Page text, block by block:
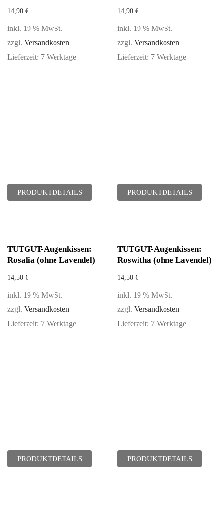
14,90 €
inkl. 19 % MwSt.
zzgl. Versandkosten
Lieferzeit: 7 Werktage
PRODUKTDETAILS
14,90 €
inkl. 19 % MwSt.
zzgl. Versandkosten
Lieferzeit: 7 Werktage
PRODUKTDETAILS
TUTGUT-Augenkissen:
Rosalia (ohne Lavendel)
14,50 €
inkl. 19 % MwSt.
zzgl. Versandkosten
Lieferzeit: 7 Werktage
PRODUKTDETAILS
TUTGUT-Augenkissen:
Roswitha (ohne Lavendel)
14,50 €
inkl. 19 % MwSt.
zzgl. Versandkosten
Lieferzeit: 7 Werktage
PRODUKTDETAILS